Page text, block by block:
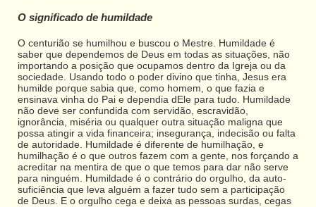
O significado de humildade
O centurião se humilhou e buscou o Mestre. Humildade é
saber que dependemos de Deus em todas as situações, não
importando a posição que ocupamos dentro da Igreja ou da
sociedade. Usando todo o poder divino que tinha, Jesus era
humilde porque sabia que, como homem, o que fazia e
ensinava vinha do Pai e dependia dEle para tudo. Humildade
não deve ser confundida com servidão, escravidão,
ignorância, miséria ou qualquer outra situação maligna que
possa atingir a vida financeira; insegurança, indecisão ou falta
de autoridade. Humildade é diferente de humilhação, e
humilhação é o que outros fazem com a gente, nos forçando a
acreditar na mentira de que o que temos para dar não serve
para ninguém. Humildade é o contrário do orgulho, da auto-
suficiência que leva alguém a fazer tudo sem a participação
de Deus. E o orgulho cega e deixa as pessoas surdas, cegas